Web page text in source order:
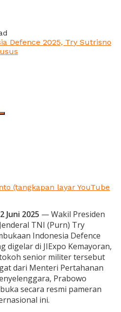
(tangkapan layar YouTube
Juni 2025 — Wakil Presiden
TNI (Purn) Try
Indonesia Defence
digelar di JIExpo Kemayoran,
senior militer tersebut
dari Menteri Pertahanan
Prabowo
secara resmi pameran
ini.